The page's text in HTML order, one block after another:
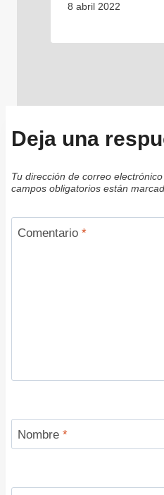
8 abril 2022
Deja una
Tu dirección de correo
campos obligatorios están
Comentario *
Nombre *